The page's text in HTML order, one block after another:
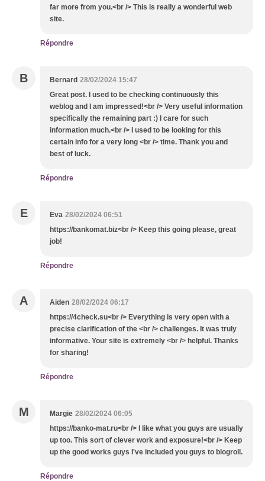
far more from you.<br /> This is really a wonderful web
site.
Répondre
B Bernard 28/02/2024 15:47
Great post. I used to be checking continuously this
weblog and I am impressed!<br /> Very useful information
specifically the remaining part :) I care for such
information much.<br /> I used to be looking for this
certain info for a very long <br /> time. Thank you and
best of luck.
Répondre
E Eva 28/02/2024 06:51
https://bankomat.biz<br /> Keep this going please, great
job!
Répondre
A Aiden 28/02/2024 06:17
https://4check.su<br /> Everything is very open with a
precise clarification of the <br /> challenges. It was truly
informative. Your site is extremely <br /> helpful. Thanks
for sharing!
Répondre
M Margie 28/02/2024 06:05
https://banko-mat.ru<br /> I like what you guys are usually
up too. This sort of clever work and exposure!<br /> Keep
up the good works guys I've included you guys to blogroll.
Répondre